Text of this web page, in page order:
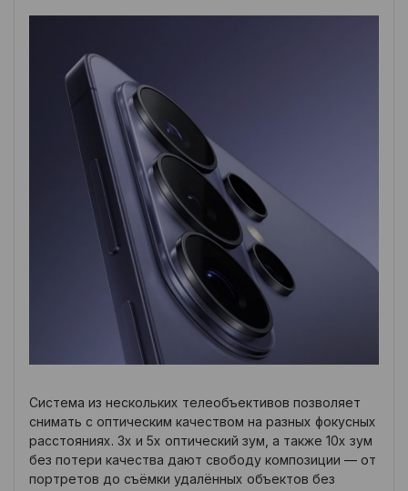
Система из нескольких телеобъективов позволяет
снимать с оптическим качеством на разных фокусных
расстояниях. 3x и 5x оптический зум, а также 10x зум
без потери качества дают свободу композиции — от
портретов до съёмки удалённых объектов без